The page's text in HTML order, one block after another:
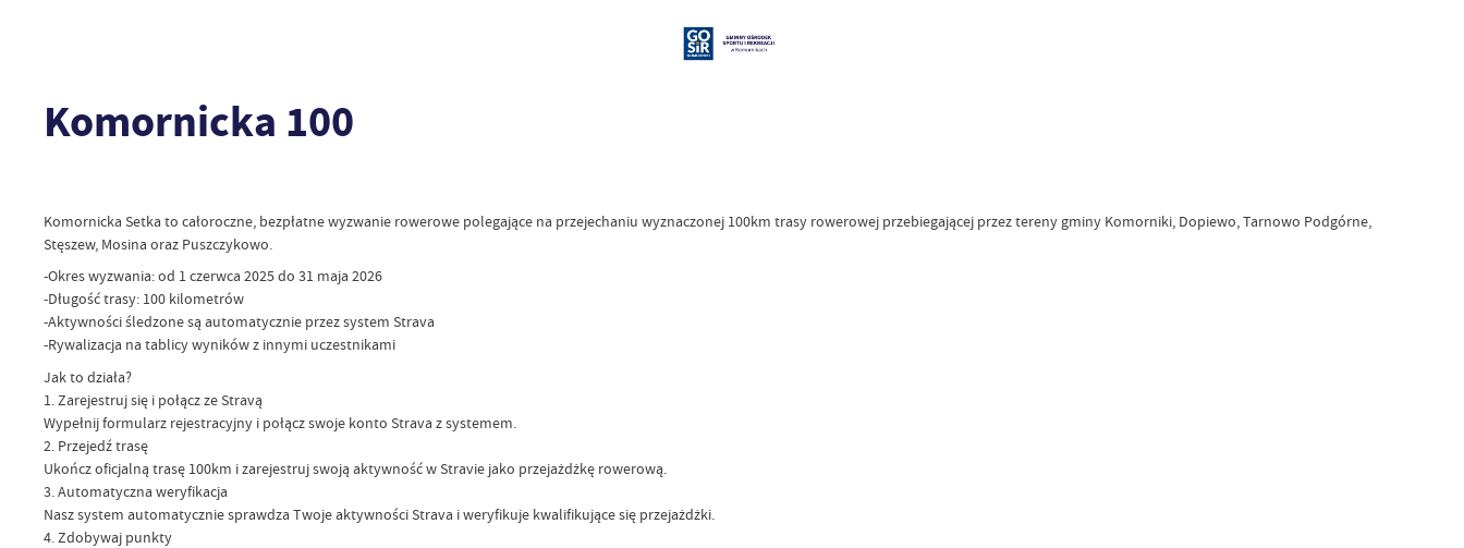
Komornicka 100
Komornicka Setka to całoroczne, bezpłatne wyzwanie rowerowe polegające na przejechaniu wyznaczonej 100km trasy rowerowej przebiegającej przez tereny gminy Komorniki, Dopiewo, Tarnowo Podgórne,
Stęszew, Mosina oraz Puszczykowo.
-Okres wyzwania: od 1 czerwca 2025 do 31 maja 2026
-Długość trasy: 100 kilometrów
-Aktywności śledzone są automatycznie przez system Strava
-Rywalizacja na tablicy wyników z innymi uczestnikami
Jak to działa?
1. Zarejestruj się i połącz ze Stravą
Wypełnij formularz rejestracyjny i połącz swoje konto Strava z systemem.
2. Przejedź trasę
Ukończ oficjalną trasę 100km i zarejestruj swoją aktywność w Stravie jako przejażdżkę rowerową.
3. Automatyczna weryfikacja
Nasz system automatycznie sprawdza Twoje aktywności Strava i weryfikuje kwalifikujące się przejażdżki.
4. Zdobywaj punkty